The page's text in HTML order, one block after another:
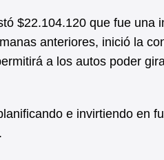
$22.104.120 que fue una
anteriores, inició la
a los autos poder
e invirtiendo en